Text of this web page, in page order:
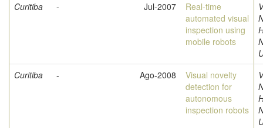
Curitiba - Jul-2007
Real-time
automated visual
inspection using
mobile robots
Curitiba
- Ago-2008
Visual novelty
detection for
autonomous
inspection robots